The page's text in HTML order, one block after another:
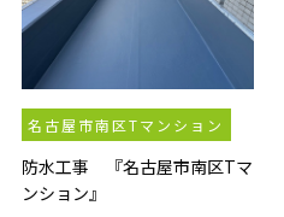
名古屋市南区Tマンション
防水工事 『名古屋市南区Tマ
ンション』